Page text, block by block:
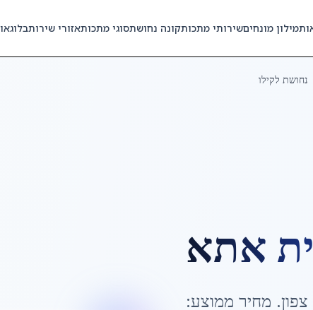
מילון מונחיםשירותי מתכותקונה נחושתסוגי מתכותאזורי שירותבלוג
נחושת לקילו
אתא
צפון. מחיר ממוצע: